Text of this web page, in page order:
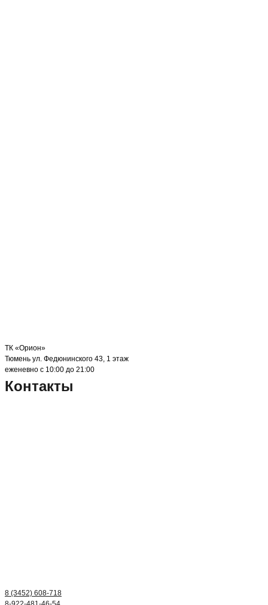
ТК «Орион»
Тюмень ул. Федюнинского 43, 1 этаж
еженевно с 10:00 до 21:00
Контакты
8 (3452) 608-718